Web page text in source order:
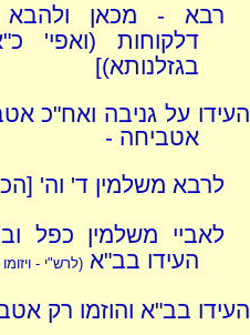
רבא - מכאן
דלקוחות (ואפי'
בגזלנותא)]
העידו על גניבה ואח"כ
אטביחה -
לרבא משלמין ד' וה'
לאביי משלמין כפל
העידו בב"א(לרש"י -
העידו בב"א והוזמו רק